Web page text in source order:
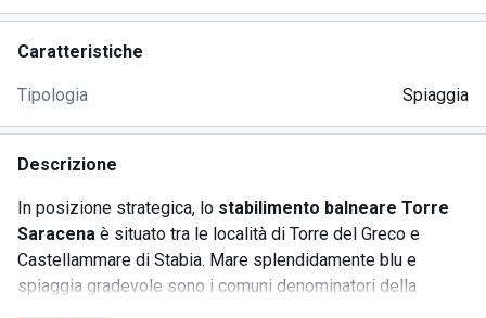
Caratteristiche
Tipologia Spiaggia
Descrizione
In posizione strategica, lo stabilimento balneare Torre
Saracena è situato tra le località di Torre del Greco e
Castellammare di Stabia. Mare splendidamente blu e
spiaggia gradevole sono i comuni denominatori della